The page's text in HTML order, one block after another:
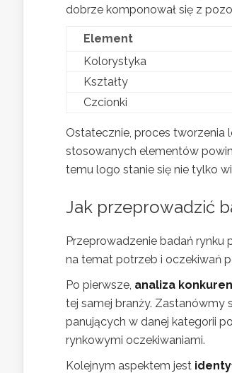
dobrze komponował się z
Element
Kolorystyka
Kształty
Czcionki
Ostatecznie, proces tworzenia
stosowanych elementów
temu logo stanie się nie tylko
Jak przeprowadzić
Przeprowadzenie badań
na temat potrzeb i oczekiwań
Po pierwsze, analiza
tej samej branży. Zastanówmy
panujących w danej kategorii
rynkowymi oczekiwaniami.
Kolejnym aspektem jest